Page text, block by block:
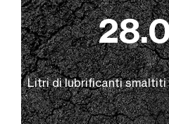
Litri di lubrificanti smaltiti